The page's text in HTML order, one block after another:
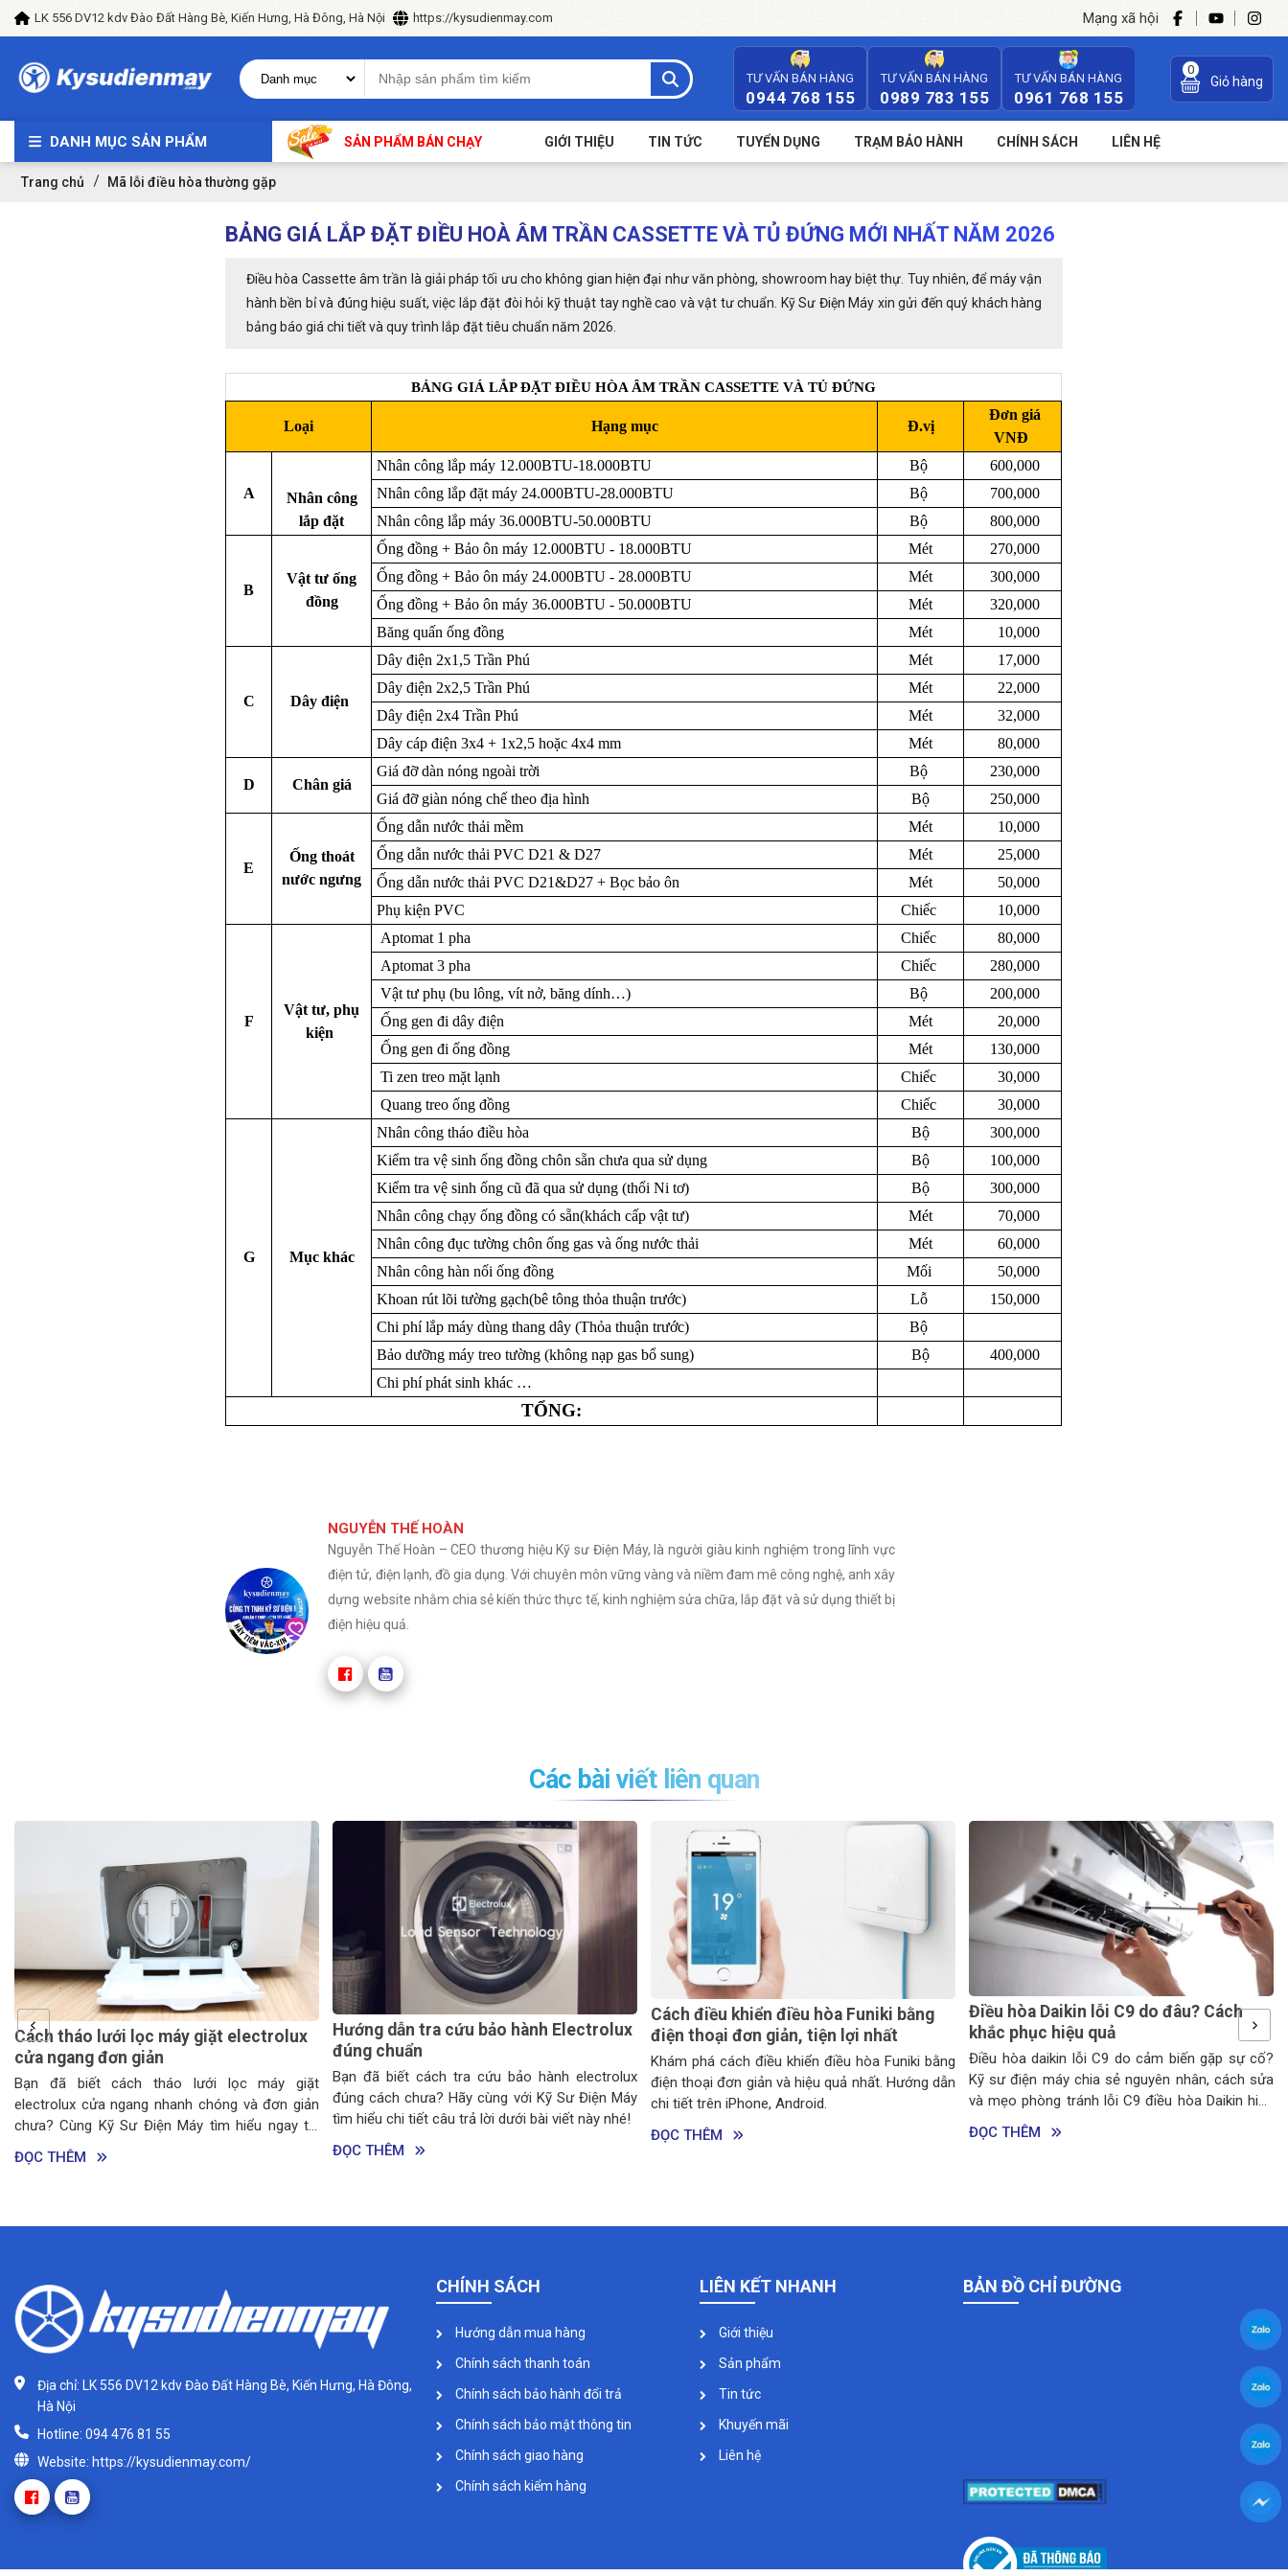
LK 556 DV12 kdv Đào Đất Hàng Bè, Kiến Hưng, Hà Đông, Hà Nội https://kysudienmay.com Mạng xã hội
TƯ VẤN BÁN HÀNG
0944 768 155
TƯ VẤN BÁN HÀNG
0989 783 155
TƯ VẤN BÁN HÀNG
0961 768 155
0
Giỏ hàng
DANH MỤC SẢN PHẨM SẢN PHẨM BÁN CHẠY GIỚI THIỆU TIN TỨC TUYỂN DỤNG TRẠM BẢO HÀNH CHÍNH SÁCH LIÊN HỆ
Trang chủ Mã lỗi điều hòa thường gặp
BẢNG GIÁ LẮP ĐẶT ĐIỀU HOÀ ÂM TRẦN CASSETTE VÀ TỦ ĐỨNG MỚI NHẤT NĂM 2026
Điều hòa Cassette âm trần là giải pháp tối ưu cho không gian hiện đại như văn phòng, showroom hay biệt thự. Tuy nhiên, để máy vận
hành bền bỉ và đúng hiệu suất, việc lắp đặt đòi hỏi kỹ thuật tay nghề cao và vật tư chuẩn. Kỹ Sư Điện Máy xin gửi đến quý khách hàng
bảng báo giá chi tiết và quy trình lắp đặt tiêu chuẩn năm 2026.
BẢNG GIÁ LẮP ĐẶT ĐIỀU HÒA ÂM TRẦN CASSETTE VÀ TỦ ĐỨNG
Loại Hạng mục Đ.vị
Đơn giá
VNĐ
A
Nhân công
lắp đặt
Nhân công lắp máy 12.000BTU-18.000BTU Bộ
600,000
Nhân công lắp đặt máy 24.000BTU-28.000BTU
Bộ
700,000
Nhân công lắp máy 36.000BTU-50.000BTU
Bộ 800,000
B
Vật tư ống
đồng
Ống đồng + Bảo ôn máy 12.000BTU - 18.000BTU Mét
270,000
Ống đồng + Bảo ôn máy 24.000BTU - 28.000BTU
Mét
300,000
Ống đồng + Bảo ôn máy 36.000BTU - 50.000BTU
Mét
320,000
Băng quấn ống đồng
Mét 10,000
C Dây điện
Dây điện 2x1,5 Trần Phú Mét
17,000
Dây điện 2x2,5 Trần Phú
Mét
22,000
Dây điện 2x4 Trần Phú
Mét
32,000
Dây cáp điện 3x4 + 1x2,5 hoặc 4x4 mm
Mét 80,000
D Chân giá
Giá đỡ dàn nóng ngoài trời Bộ
230,000
Giá đỡ giàn nóng chế theo địa hình
Bộ 250,000
E
Ống thoát
nước ngưng
Ống dẫn nước thải mềm Mét
10,000
Ống dẫn nước thải PVC D21 & D27
Mét
25,000
Ống dẫn nước thải PVC D21&D27 + Bọc bảo ôn
Mét
50,000
Phụ kiện PVC
Chiếc 10,000
F
Vật tư, phụ
kiện
Aptomat 1 pha Chiếc
80,000
Aptomat 3 pha
Chiếc
280,000
Vật tư phụ (bu lông, vít nở, băng dính…)
Bộ
200,000
Ống gen đi dây điện
Mét
20,000
Ống gen đi ống đồng
Mét
130,000
Ti zen treo mặt lạnh
Chiếc
30,000
Quang treo ống đồng
Chiếc 30,000
G Mục khác
Nhân công tháo điều hòa Bộ
300,000
Kiểm tra vệ sinh ống đồng chôn sẵn chưa qua sử dụng
Bộ
100,000
Kiểm tra vệ sinh ống cũ đã qua sử dụng (thổi Ni tơ)
Bộ
300,000
Nhân công chạy ống đồng có sẵn(khách cấp vật tư)
Mét
70,000
Nhân công đục tường chôn ống gas và ống nước thải
Mét
60,000
Nhân công hàn nối ống đồng
Mối
50,000
Khoan rút lõi tường gạch(bê tông thỏa thuận trước)
Lỗ
150,000
Chi phí lắp máy dùng thang dây (Thỏa thuận trước)
Bộ
Bảo dưỡng máy treo tường (không nạp gas bổ sung)
Bộ
400,000
Chi phí phát sinh khác …
TỔNG:
NGUYỄN THẾ HOÀN
Nguyễn Thế Hoàn – CEO thương hiệu Kỹ sư Điện Máy, là người giàu kinh nghiệm trong lĩnh vực
điện tử, điện lạnh, đồ gia dụng. Với chuyên môn vững vàng và niềm đam mê công nghệ, anh xây
dựng website nhằm chia sẻ kiến thức thực tế, kinh nghiệm sửa chữa, lắp đặt và sử dụng thiết bị
điện hiệu quả.
Các bài viết liên quan
Cách tháo lưới lọc máy giặt electrolux
cửa ngang đơn giản
Bạn đã biết cách tháo lưới lọc máy giặt
electrolux cửa ngang nhanh chóng và đơn giản
chưa? Cùng Kỹ Sư Điện Máy tìm hiểu ngay tại
bài viết dưới đây nhé!
ĐỌC THÊM
Hướng dẫn tra cứu bảo hành Electrolux
đúng chuẩn
Bạn đã biết cách tra cứu bảo hành electrolux
đúng cách chưa? Hãy cùng với Kỹ Sư Điện Máy
tìm hiểu chi tiết câu trả lời dưới bài viết này nhé!
ĐỌC THÊM
Cách điều khiển điều hòa Funiki bằng
điện thoại đơn giản, tiện lợi nhất
Khám phá cách điều khiển điều hòa Funiki bằng
điện thoại đơn giản và hiệu quả nhất. Hướng dẫn
chi tiết trên iPhone, Android.
ĐỌC THÊM
Điều hòa Daikin lỗi C9 do đâu? Cách
khắc phục hiệu quả
Điều hòa daikin lỗi C9 do cảm biến gặp sự cố?
Kỹ sư điện máy chia sẻ nguyên nhân, cách sửa
và mẹo phòng tránh lỗi C9 điều hòa Daikin hiệu
quả tại nhà.
ĐỌC THÊM
Địa chỉ: LK 556 DV12 kdv Đào Đất Hàng Bè, Kiến Hưng, Hà Đông,
Hà Nội
Hotline: 094 476 81 55
Website: https://kysudienmay.com/
CHÍNH SÁCH
Hướng dẫn mua hàng
Chính sách thanh toán
Chính sách bảo hành đổi trả
Chính sách bảo mật thông tin
Chính sách giao hàng
Chính sách kiểm hàng
LIÊN KẾT NHANH
Giới thiệu
Sản phẩm
Tin tức
Khuyến mãi
Liên hệ
BẢN ĐỒ CHỈ ĐƯỜNG